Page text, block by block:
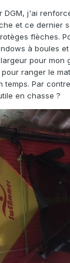
DGM, j'ai
et ce dernier
flèches.
à boules
pour mon
ranger le
temps. Par
en chasse ?